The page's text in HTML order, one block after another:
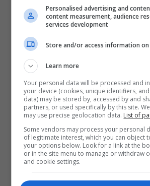
Jcb Hydromax
Personalised advertising and
content measurement, audience
services development
Store and/or access information on
Learn more
Your personal data will be processed and
your device (cookies, unique identifiers,
data) may be stored by, accessed by and
partners, or used specifically by this site.
may use precise geolocation data. List of
Some vendors may process your personal
of legitimate interest, which you can object
your options below. Look for a link at the
or in the site menu to manage or withdraw
and cookie settings.